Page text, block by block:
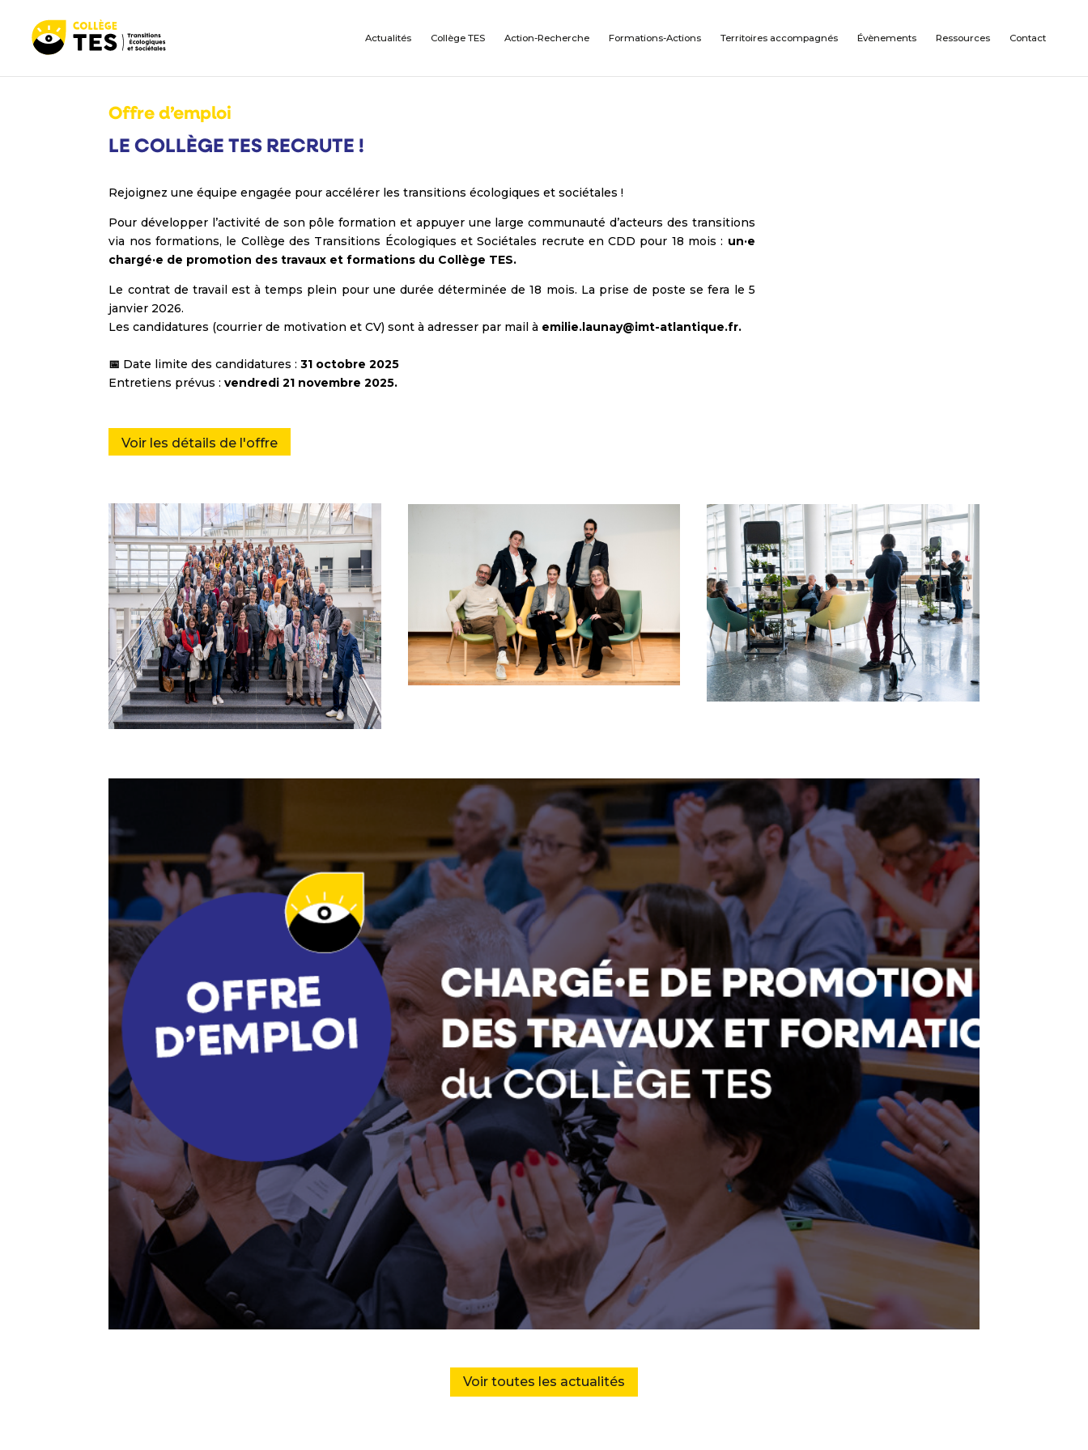
Actualités Collège TES Action-Recherche Formations-Actions Territoires accompagnés Évènements Ressources Contact
Offre d’emploi
2 octobre 2025
LE COLLÈGE TES RECRUTE !
Rejoignez une équipe engagée pour accélérer les transitions écologiques et sociétales !
Pour développer l’activité de son pôle formation et appuyer une large communauté d’acteurs des transitions
via nos formations, le Collège des Transitions Écologiques et Sociétales recrute en CDD pour 18 mois : un·e
chargé·e de promotion des travaux et formations du Collège TES.
Le contrat de travail est à temps plein pour une durée déterminée de 18 mois. La prise de poste se fera le 5
janvier 2026.
Les candidatures (courrier de motivation et CV) sont à adresser par mail à emilie.launay@imt-atlantique.fr.
📅 Date limite des candidatures : 31 octobre 2025
Entretiens prévus : vendredi 21 novembre 2025.
Voir les détails de l'offre
Voir toutes les actualités